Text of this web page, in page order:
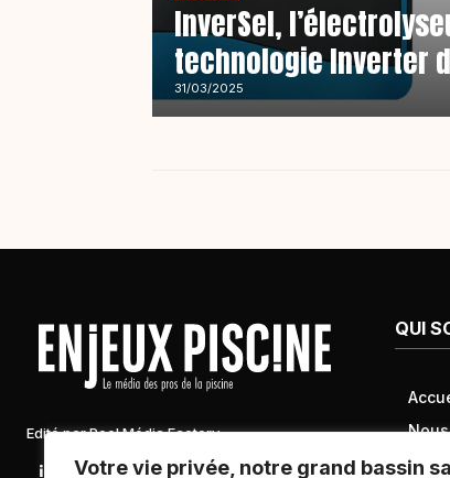
Votre vie privée, notre grand bassin
InverSel,
technologie Inverter
31/03/2025
Edité par Pool Média Factory
Linkedin Newsletter
QUI